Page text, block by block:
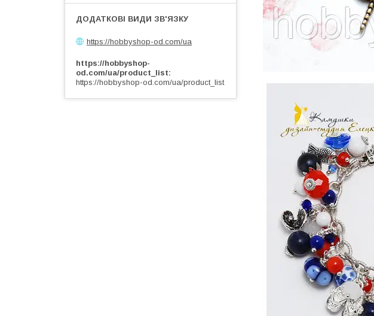
https://hobbyshop-od.com/ua
https://hobbyshop-
od.com/ua/product_list
https://hobbyshop-od.com/ua/product_list